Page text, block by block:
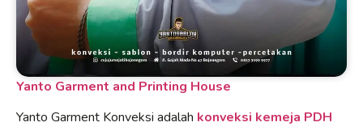
Yanto Garment and Printing House
Yanto Garment Konveksi adalah konveksi kemeja PDH